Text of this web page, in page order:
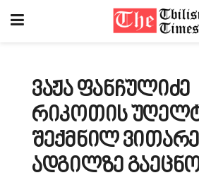
ვაჟა ფანჩულიძე
რიკოთის
შექმნილ
ადგილზე